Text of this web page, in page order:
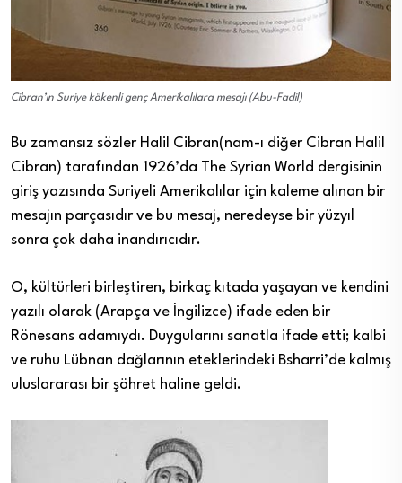
Cibran’ın Suriye kökenli genç Amerikalılara mesajı (Abu-Fadil)
Bu zamansız sözler Halil Cibran(nam-ı diğer Cibran Halil
Cibran) tarafından 1926’da The Syrian World dergisinin
giriş yazısında Suriyeli Amerikalılar için kaleme alınan bir
mesajın parçasıdır ve bu mesaj, neredeyse bir yüzyıl
sonra çok daha inandırıcıdır.
O, kültürleri birleştiren, birkaç kıtada yaşayan ve kendini
yazılı olarak (Arapça ve İngilizce) ifade eden bir
Rönesans adamıydı. Duygularını sanatla ifade etti; kalbi
ve ruhu Lübnan dağlarının eteklerindeki Bsharri’de kalmış
uluslararası bir şöhret haline geldi.